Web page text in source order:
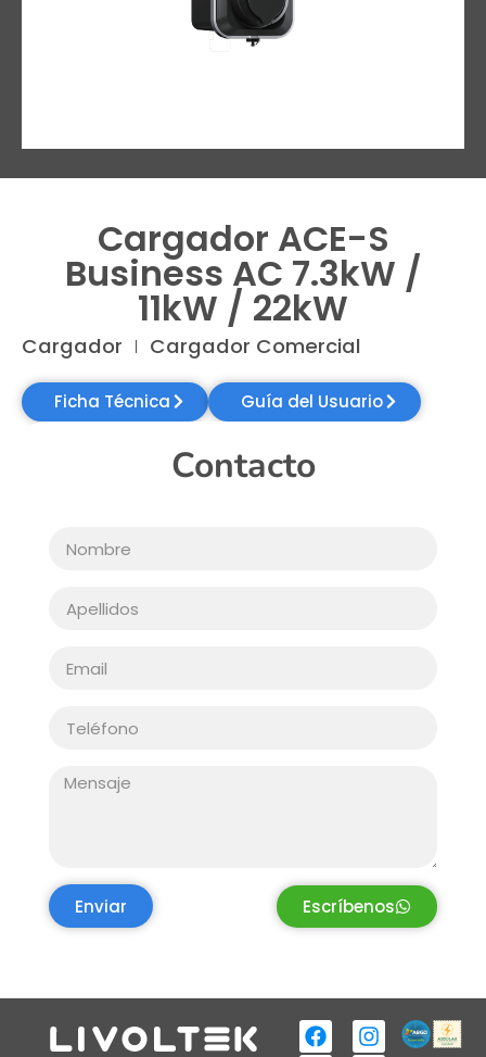
Cargador ACE-S
Business AC 7.3kW /
11kW / 22kW
Cargador Cargador Comercial
Ficha Técnica Guía del Usuario
Contacto
Enviar Escríbenos